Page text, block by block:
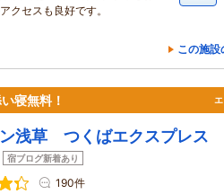
クセスも良好です。
この施設
寝無料！
浅草 つくばエクスプレス
宿ブログ新着あり
190件